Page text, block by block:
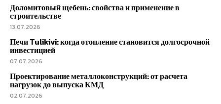
Доломитовый щебень: свойства и применение в
строительстве
13.07.2026
Печи Tulikivi: когда отопление становится долгосрочной
инвестицией
07.07.2026
Проектирование металлоконструкций: от расчета
нагрузок до выпуска КМД
02.07.2026